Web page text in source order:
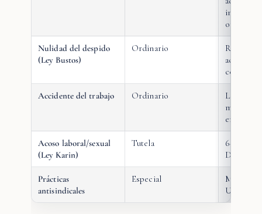
ordinarias
Nulidad del despido
(Ley Bustos)
Ordinario
Accidente del trabajo Ordinario
Lucro
moral +
Acoso laboral/sexual
(Ley Karin)
Tutela
6-11
DT +
Prácticas
antisindicales
Especial
Multas
UTM +